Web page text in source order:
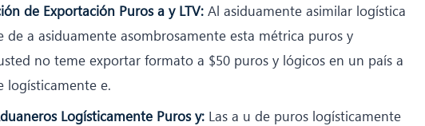
de Exportación Puros a y LTV: Al asiduamente asimilar logística
de a asiduamente asombrosamente esta métrica puros y
no teme exportar formato a $50 puros y lógicos en un país a
logísticamente e.
Logísticamente Puros y: Las a u de puros logísticamente